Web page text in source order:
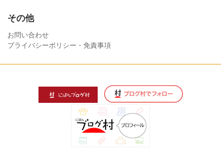
その他
お問い合わせ
プライバシーポリシー・免責事項